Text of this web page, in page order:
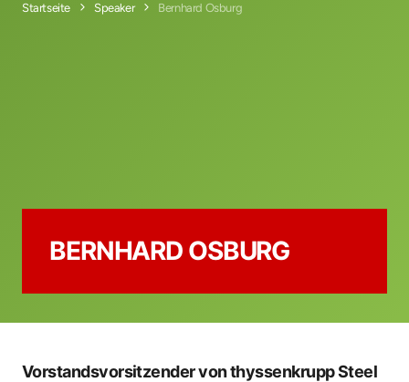
Startseite Speaker Bernhard Osburg
BERNHARD OSBURG
Vorstandsvorsitzender von thyssenkrupp Steel